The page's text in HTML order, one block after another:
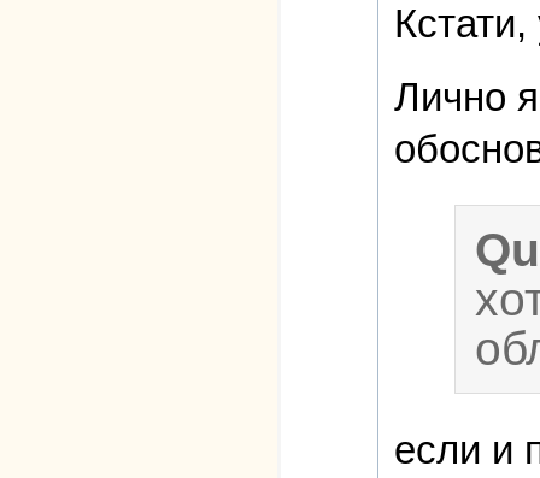
Лично
если и